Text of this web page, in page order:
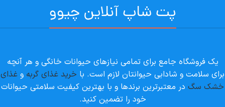
پت شاپ آنلاین چیوو
یک فروشگاه جامع برای تمامی نیازهای حیوانات خانگی و هر آنچه
برای سلامت و شادابی حیوانتان لازم است. با خرید غذای گربه و غذای
خشک سگ در معتبرترین برندها و با بهترین کیفیت سلامتی حیوانات
خود را تضمین کنید.